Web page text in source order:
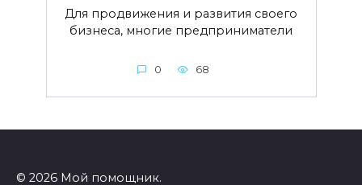
Для продвижения и развития своего
бизнеса, многие предприниматели
0 68
© 2026 Мой помощник.